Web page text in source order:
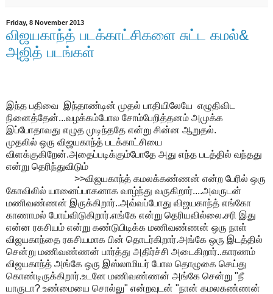
Friday, 8 November 2013
விஜயகாந்த் படக்காட்சிகளை சுட்ட கமல்&
அஜித் படங்கள்
இந்த பதிவை இந்தாண்டின் முதல் பாதியிலேயே எழுதிவிட
நினைத்தேன்...வழக்கம்போல சோம்பேறித்தனம் அமுக்க
இப்போதாவது எழுத முடிந்ததே என்று சின்ன ஆறுதல்.
முதலில் ஒரு விஜயகாந்த் படக்காட்சியை
விளக்குகிறேன்.அதைப்படிக்கும்போதே அது எந்த படத்தில் வந்தது
என்று தெரிந்துவிடும்
>>விஜயகாந்த் கமலக்கண்ணன் என்ற பேரில் ஒரு
கோவிலில் யானைப்பாகனாக வாழ்ந்து வருகிறார்....அவருடன்
மணிவண்ணன் இருக்கிறார்..அவ்வப்போது விஜயகாந்த் எங்கோ
காணாமல் போய்விடுகிறார்.எங்கே என்று தெரியவில்லை.சரி இது
என்ன ரகசியம் என்று கண்டுபிடிக்க மணிவண்ணன் ஒரு நாள்
விஜயகாந்தை ரகசியமாக பின் தொடர்கிறார்.அங்கே ஒரு இடத்தில்
சென்று மணிவண்ணன் பார்த்து அதிர்ச்சி அடைகிறார்..காரணம்
விஜயகாந்த் அங்கே ஒரு இஸ்லாமியர் போல தொழுகை செய்து
கொண்டிருக்கிறார்.உடனே மணிவண்ணன் அங்கே சென்று "நீ
யாருடா? உண்மையை சொல்லு" என்றவுடன் "நான் கமலகண்ணன்